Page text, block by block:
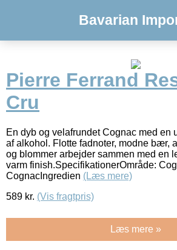
Bavarian
Pierre Ferrand
Cru
En dyb og velafrundet Cognac med en
af alkohol. Flotte fadnoter, modne bær,
og blommer arbejder sammen med en
varm finish.SpecifikationerOmråde:
CognacIngredien (Læs mere)
589 kr. (Vis fragtpris)
Læs mere »